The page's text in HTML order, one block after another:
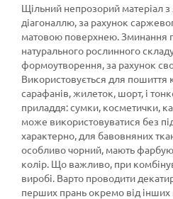
Щільний непрозорий матеріал
діагоналлю, за рахунок
матовою поверхнею. Зминання
натурального рослинного
формоутворення, за рахунок
Використовується для пошиття
сарафанів, жилеток, шорт, і
приладдя: сумки, косметички,
може використовуватися без
характерно, для бавовняних
особливо чорний, мають
колір. Що важливо, при
виробі. Варто проводити
перших прань окремо від інших